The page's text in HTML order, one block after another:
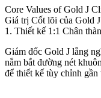
Core Values of Gold J
Giá trị Cốt lõi của Gold
1. Thiết kế 1:1 Chân
Giám đốc Gold J lắng
nắm bắt đường nét
để thiết kế tùy chỉnh